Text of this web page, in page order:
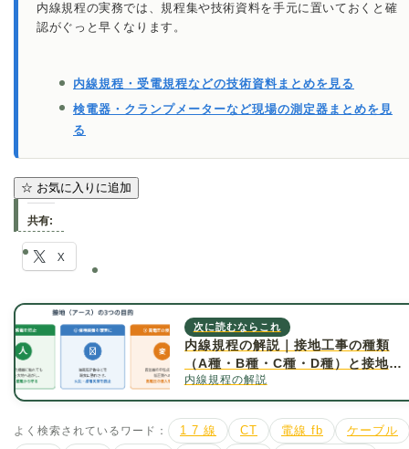
内線規程の実務では、規程集や技術資料を手元に置いておくと確
認がぐっと早くなります。
内線規程・受電規程などの技術資料まとめを見る
検電器・クランプメーターなど現場の測定器まとめを見
る
☆ お気に入りに追加
共有:
X
次に読むならこれ
内線規程の解説｜接地工事の種類
（A種・B種・C種・D種）と接地抵
抗値について詳しく解説
内線規程の解説
よく検索されているワード： 1 7 線 CT 電線 fb
ケーブル